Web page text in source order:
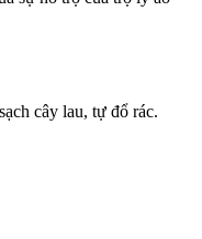
cây lau, tự đổ rác.